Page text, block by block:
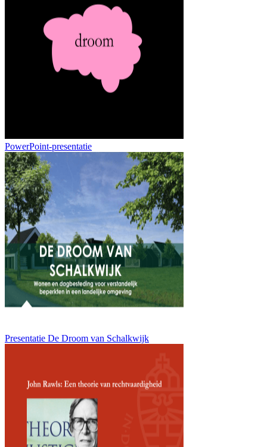
PowerPoint-presentatie
Presentatie De Droom van Schalkwijk